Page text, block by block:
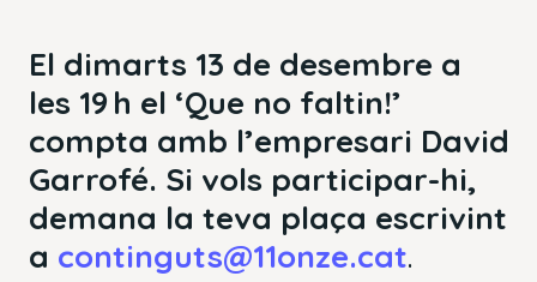
El dimarts 13 de desembre a
les 19 h el ‘Que no faltin!’
compta amb l’empresari David
Garrofé. Si vols participar-hi,
demana la teva plaça escrivint
a continguts@11onze.cat.